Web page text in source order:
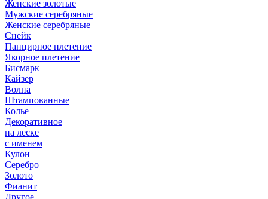
Женские золотые
Мужские серебряные
Женские серебряные
Снейк
Панцирное плетение
Якорное плетение
Бисмарк
Кайзер
Волна
Штампованные
Колье
Декоративное
на леске
с именем
Кулон
Серебро
Золото
Фианит
Другое